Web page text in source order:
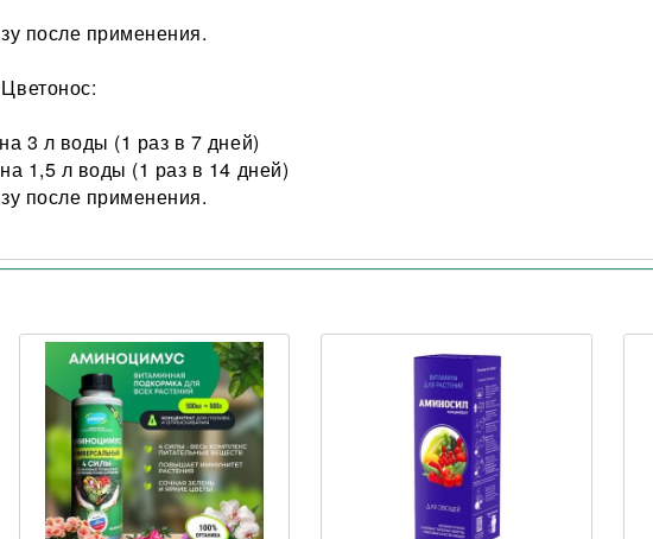
после применения.
3 л воды (1 раз в 7 дней)
1,5 л воды (1 раз в 14 дней)
после применения.